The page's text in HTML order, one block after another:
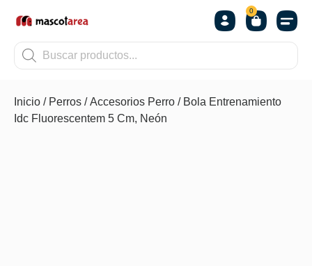
0
Inicio / Perros /Accesorios Perro / Bola Entrenamiento
Idc Fluorescentem 5 Cm, Neón